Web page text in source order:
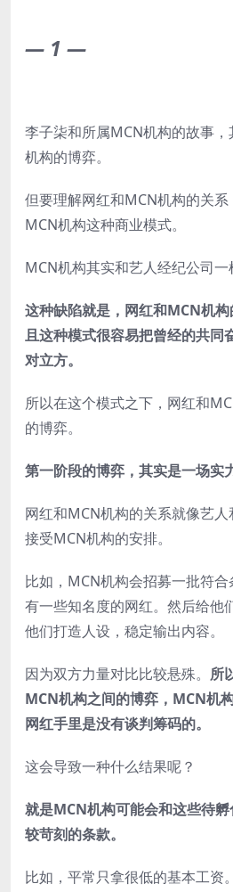
— 1 —
李子柒和所属MCN机构的故事
机构的博弈。
但要理解网红和MCN机构的关系
MCN机构这种商业模式。
MCN机构其实和艺人经纪公司一
这种缺陷就是， 网红和MCN机
且这种模式很容易把曾经的共同
对立方。
所以在这个模式之下，网红和
的博弈。
第一阶段的博弈，其实是一场实
网红和MCN机构的关系就像艺
接受MCN机构的安排。
比如，MCN机构会招募一批符
有一些知名度的网红。然后给他
他们打造人设，稳定输出内容。
因为双方力量对比比较悬殊。 所
MCN机构之间的博弈，MCN机
网红手里是没有谈判筹码的。
这会导致一种什么结果呢？
就是MCN机构可能会和这些待
较苛刻的条款。
比如，平常只拿很低的基本工资